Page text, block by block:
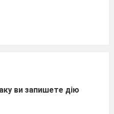
ви запишете дію